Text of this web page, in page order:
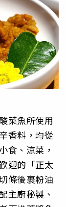
菜魚所使用
香料，均從
食、涼菜，
迎的「正太
條後裹粉油
主廚秘製、